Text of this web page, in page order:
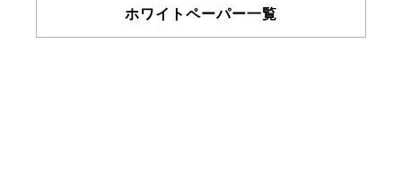
ホワイトペーパー一覧